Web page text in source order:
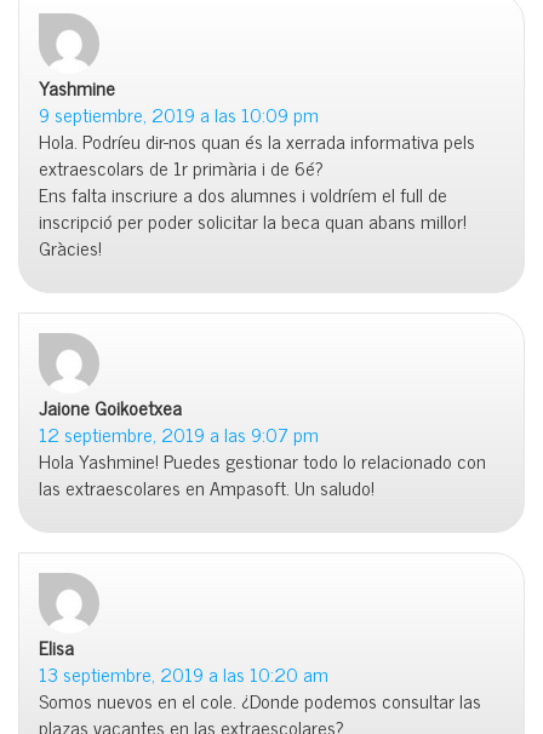
Yashmine
9 septiembre, 2019 a las 10:09 pm
Hola. Podríeu dir-nos quan és la xerrada informativa pels
extraescolars de 1r primària i de 6é?
Ens falta inscriure a dos alumnes i voldríem el full de
inscripció per poder solicitar la beca quan abans millor!
Gràcies!
Jaione Goikoetxea
12 septiembre, 2019 a las 9:07 pm
Hola Yashmine! Puedes gestionar todo lo relacionado con
las extraescolares en Ampasoft. Un saludo!
Elisa
13 septiembre, 2019 a las 10:20 am
Somos nuevos en el cole. ¿Donde podemos consultar las
plazas vacantes en las extraescolares?